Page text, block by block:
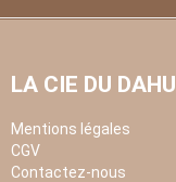
LA CIE DU DAHU
Mentions légales
CGV
Contactez-nous